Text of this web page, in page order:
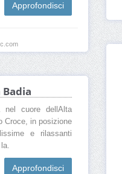
Approfondisci
Badia
nel cuore dellAlta
Croce, in posizione
e rilassanti
Approfondisci